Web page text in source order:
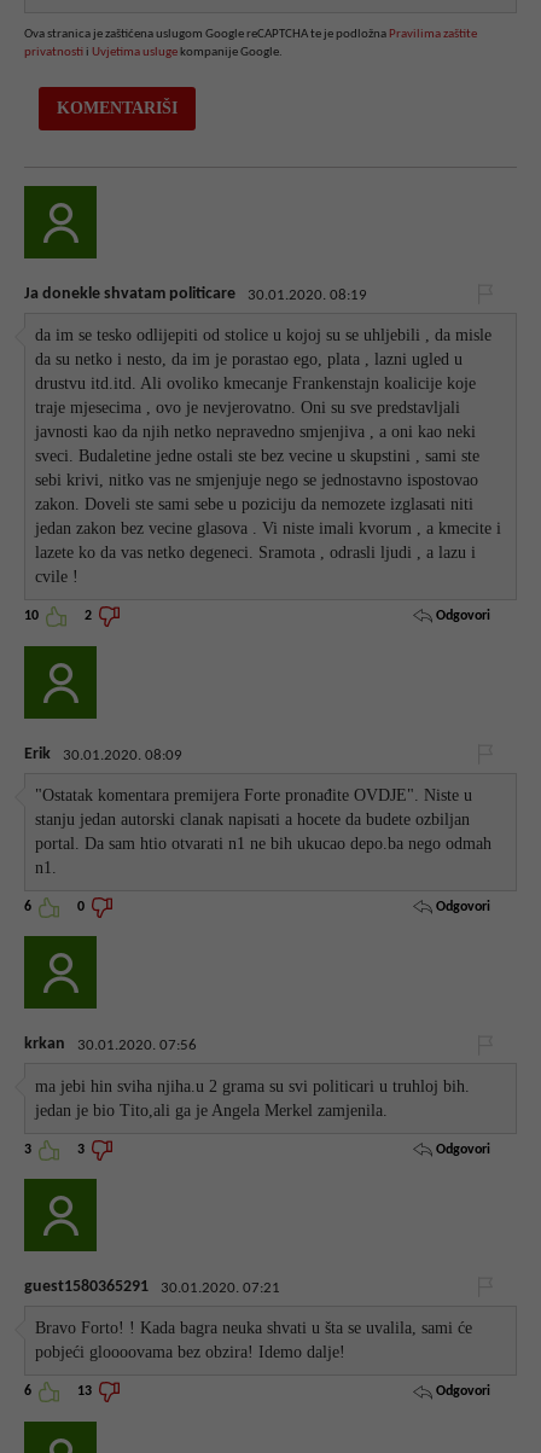
Ova stranica je zaštićena uslugom Google reCAPTCHA te je podložna Pravilima zaštite
privatnosti i Uvjetima usluge kompanije Google.
Ja donekle shvatam politicare 30.01.2020. 08:19
da im se tesko odlijepiti od stolice u kojoj su se uhljebili , da misle
da su netko i nesto, da im je porastao ego, plata , lazni ugled u
drustvu itd.itd. Ali ovoliko kmecanje Frankenstajn koalicije koje
traje mjesecima , ovo je nevjerovatno. Oni su sve predstavljali
javnosti kao da njih netko nepravedno smjenjiva , a oni kao neki
sveci. Budaletine jedne ostali ste bez vecine u skupstini , sami ste
sebi krivi, nitko vas ne smjenjuje nego se jednostavno ispostovao
zakon. Doveli ste sami sebe u poziciju da nemozete izglasati niti
jedan zakon bez vecine glasova . Vi niste imali kvorum , a kmecite i
lazete ko da vas netko degeneci. Sramota , odrasli ljudi , a lazu i
cvile !
10 2 Odgovori
Erik 30.01.2020. 08:09
"Ostatak komentara premijera Forte pronađite OVDJE". Niste u
stanju jedan autorski clanak napisati a hocete da budete ozbiljan
portal. Da sam htio otvarati n1 ne bih ukucao depo.ba nego odmah
n1.
6 0 Odgovori
krkan 30.01.2020. 07:56
ma jebi hin sviha njiha.u 2 grama su svi politicari u truhloj bih.
jedan je bio Tito,ali ga je Angela Merkel zamjenila.
3 3 Odgovori
guest1580365291 30.01.2020. 07:21
Bravo Forto! ! Kada bagra neuka shvati u šta se uvalila, sami će
pobjeći gloooovama bez obzira! Idemo dalje!
6 13 Odgovori